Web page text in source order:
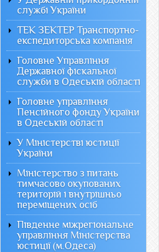
службі України
ТЕК ЗЕКТЕР Транспортно-
експедиторська компанія
Головне Управління
Державної фіскальної
служби в Одеській області
Головне управління
Пенсійного фонду України
в Одеській області
У Міністерстві юстиції
України
Міністерство з питань
тимчасово окупованих
територій і внутрішньо
переміщених осіб
Південне міжрегіональне
управління Міністерства
юстиції (м.Одеса)